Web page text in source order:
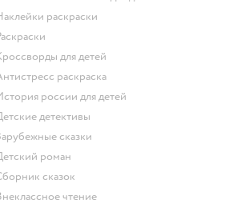
наклейки раскраски
раскраски
кроссворды для детей
антистресс раскраска
история россии для детей
детские детективы
зарубежные сказки
детский роман
сборник сказок
внеклассное чтение